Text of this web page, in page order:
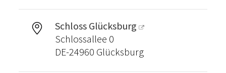
Schloss Glücksburg
Schlossallee 0
DE-24960 Glücksburg